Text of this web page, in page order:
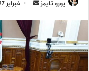
يورو تايمز
أرسل
إلكترونيا
فبراير 27, 2025